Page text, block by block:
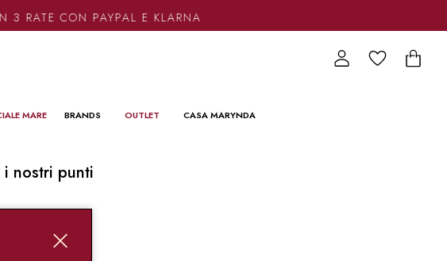
RATE CON PAYPAL E KLARNA
MARE BRANDS OUTLET CASA MARYNDA
nostri punti